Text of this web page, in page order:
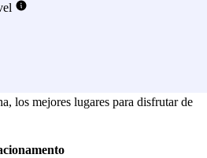
Barcelona y la Fuente de Montjuïc?
y la Gran Vía de les Corts
para pasear entre tiendas y
los mejores lugares para disfrutar de